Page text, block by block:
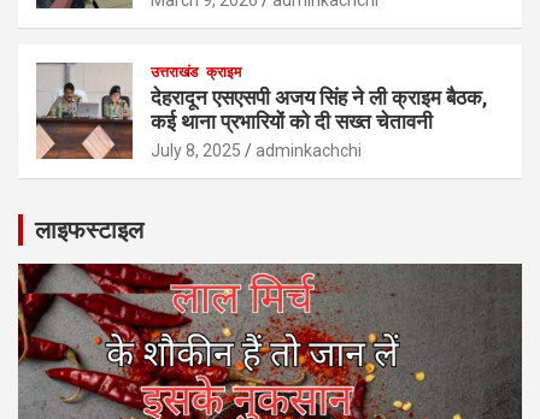
उत्तराखंड क्राइम
देहरादून एसएसपी अजय सिंह ने ली क्राइम बैठक,
कई थाना प्रभारियों को दी सख्त चेतावनी
July 8, 2025 adminkachchi
लाइफस्टाइल